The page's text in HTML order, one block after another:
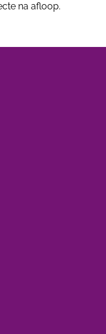
na afloop.